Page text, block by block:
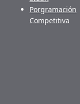
Porgramación
Competitiva